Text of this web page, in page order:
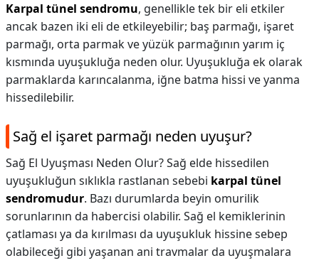
Karpal tünel sendromu, genellikle tek bir eli etkiler
ancak bazen iki eli de etkileyebilir; baş parmağı, işaret
parmağı, orta parmak ve yüzük parmağının yarım iç
kısmında uyuşukluğa neden olur. Uyuşukluğa ek olarak
parmaklarda karıncalanma, iğne batma hissi ve yanma
hissedilebilir.
Sağ el işaret parmağı neden uyuşur?
Sağ El Uyuşması Neden Olur? Sağ elde hissedilen
uyuşukluğun sıklıkla rastlanan sebebi karpal tünel
sendromudur. Bazı durumlarda beyin omurilik
sorunlarının da habercisi olabilir. Sağ el kemiklerinin
çatlaması ya da kırılması da uyuşukluk hissine sebep
olabileceği gibi yaşanan ani travmalar da uyuşmalara